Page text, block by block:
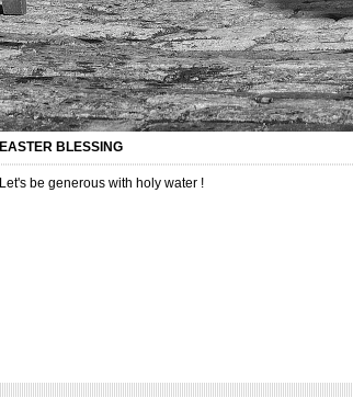
EASTER BLESSING
Let's be generous with holy water !